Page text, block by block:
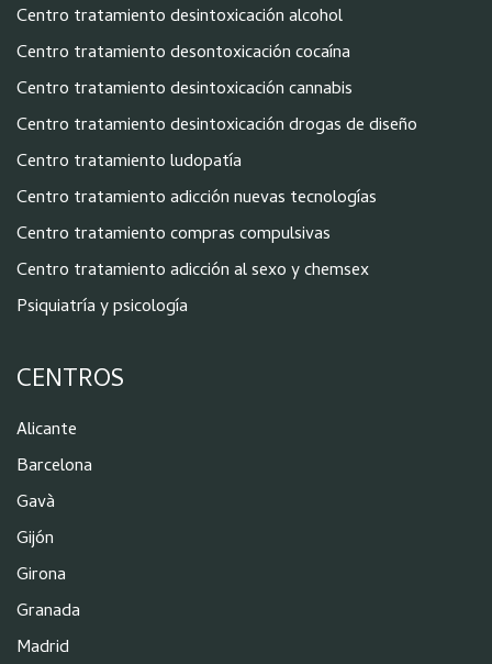
Centro tratamiento desintoxicación alcohol
Centro tratamiento desontoxicación cocaína
Centro tratamiento desintoxicación cannabis
Centro tratamiento desintoxicación drogas de diseño
Centro tratamiento ludopatía
Centro tratamiento adicción nuevas tecnologías
Centro tratamiento compras compulsivas
Centro tratamiento adicción al sexo y chemsex
Psiquiatría y psicología
CENTROS
Alicante
Barcelona
Gavà
Gijón
Girona
Granada
Madrid